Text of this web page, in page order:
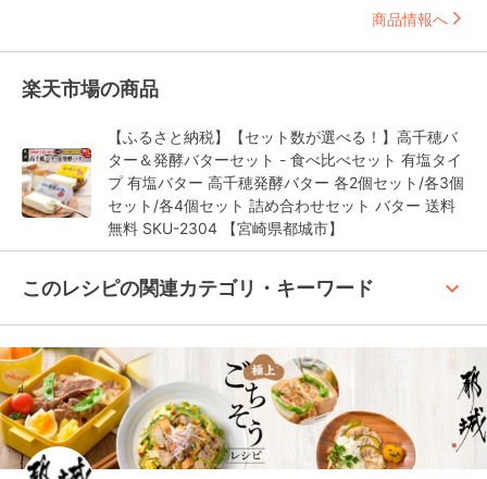
商品情報へ
楽天市場の商品
【ふるさと納税】【セット数が選べる！】高千穂バ
ター＆発酵バターセット - 食べ比べセット 有塩タイ
プ 有塩バター 高千穂発酵バター 各2個セット/各3個
セット/各4個セット 詰め合わせセット バター 送料
無料 SKU-2304 【宮崎県都城市】
このレシピの関連カテゴリ・キーワード keyboard_arrow_up